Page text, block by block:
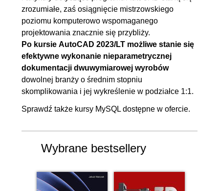
15. Projekt końcowy 00:30:02
15.1. Wymagania
15.2. Tworzenie dokumentacji
00:15:59
15.3. Wydruk z obszaru
modelu
00:08:07
16. Co dalej 00:05:38
16.1. Co dalej 00:05:38
zrozumiałe, zaś osiągnięcie mistrzowskiego
poziomu komputerowo wspomaganego
projektowania znacznie się przybliży.
Po kursie AutoCAD 2023/LT możliwe stanie się
efektywne wykonanie nieparametrycznej
dokumentacji dwuwymiarowej wyrobów
dowolnej branży o średnim stopniu
skomplikowania i jej wykreślenie w podziałce 1:1.
Sprawdź także kursy MySQL dostępne w ofercie.
Wybrane bestsellery